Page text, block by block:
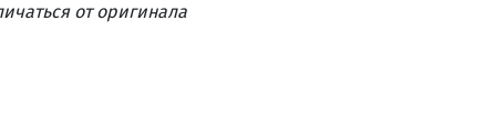
от оригинала